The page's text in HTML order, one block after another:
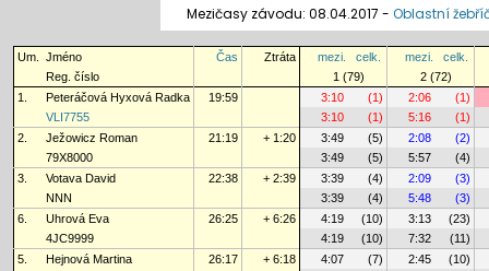
Mezičasy závodu: 08.04.2017 - Oblastní
Um. Jméno Čas Ztráta mezi. celk. mezi.
celk.
Reg. číslo
1 (79)
2 (72)
1.
Peteráčová Hyxová Radka 19:59 3:10 (1) 2:06
(1)
VLI7755
3:10 (1) 5:16
(1)
2.
Ježowicz Roman 21:19 + 1:20 3:49 (5) 2:08
(2)
79X8000
3:49 (5) 5:57
(4)
3.
Votava David 22:38 + 2:39 3:39 (4) 2:09
(3)
NNN
3:39 (4) 5:48
(3)
6.
Uhrová Eva 26:25 + 6:26 4:19 (10) 3:13
(23)
4JC9999
4:19 (10) 7:32
(11)
5.
Hejnová Martina 26:17 + 6:18 4:07 (7) 2:45
(10)